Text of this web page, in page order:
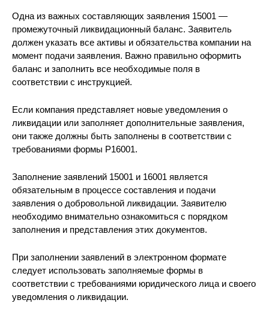
Одна из важных составляющих заявления 15001 —
промежуточный ликвидационный баланс. Заявитель
должен указать все активы и обязательства компании на
момент подачи заявления. Важно правильно оформить
баланс и заполнить все необходимые поля в
соответствии с инструкцией.
Если компания представляет новые уведомления о
ликвидации или заполняет дополнительные заявления,
они также должны быть заполнены в соответствии с
требованиями формы Р16001.
Заполнение заявлений 15001 и 16001 является
обязательным в процессе составления и подачи
заявления о добровольной ликвидации. Заявителю
необходимо внимательно ознакомиться с порядком
заполнения и представления этих документов.
При заполнении заявлений в электронном формате
следует использовать заполняемые формы в
соответствии с требованиями юридического лица и своего
уведомления о ликвидации.